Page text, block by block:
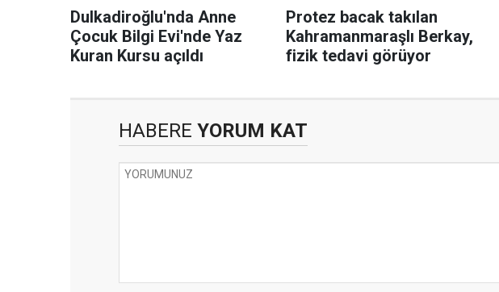
Dulkadiroğlu'nda Anne
Çocuk Bilgi Evi'nde Yaz
Kuran Kursu açıldı
Protez bacak takılan
Kahramanmaraşlı Berkay,
fizik tedavi görüyor
HABERE YORUM KAT